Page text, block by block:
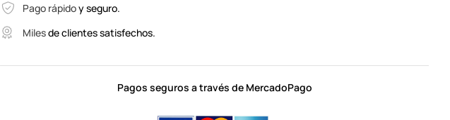
Pago rápidoy seguro.
Milesde clientes satisfechos.
Pagos seguros a través de MercadoPago